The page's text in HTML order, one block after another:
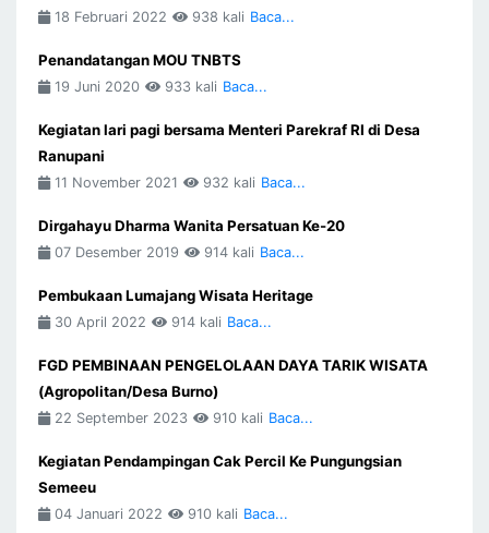
18 Februari 2022 938 kali Baca...
Penandatangan MOU TNBTS
19 Juni 2020 933 kali Baca...
Kegiatan lari pagi bersama Menteri Parekraf RI di Desa
Ranupani
11 November 2021 932 kali Baca...
Dirgahayu Dharma Wanita Persatuan Ke-20
07 Desember 2019 914 kali Baca...
Pembukaan Lumajang Wisata Heritage
30 April 2022 914 kali Baca...
FGD PEMBINAAN PENGELOLAAN DAYA TARIK WISATA
(Agropolitan/Desa Burno)
22 September 2023 910 kali Baca...
Kegiatan Pendampingan Cak Percil Ke Pungungsian
Semeeu
04 Januari 2022 910 kali Baca...